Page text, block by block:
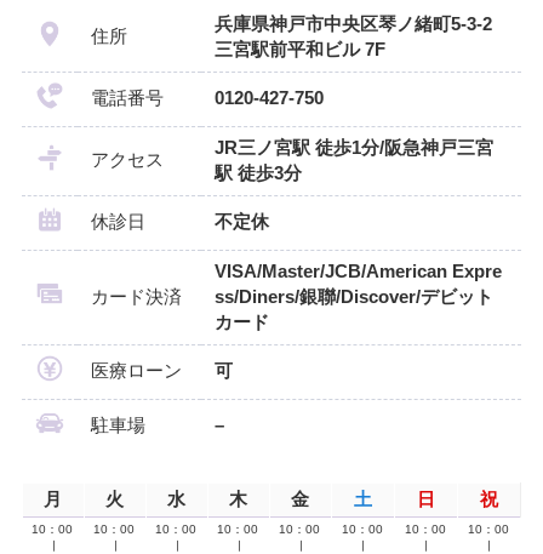
住所
兵庫県神戸市中央区琴ノ緒町5-3-2
三宮駅前平和ビル 7F
電話番号 0120-427-750
アクセス
JR三ノ宮駅 徒歩1分/阪急神戸三宮
駅 徒歩3分
休診日 不定休
カード決済
VISA/Master/JCB/American Expre
ss/Diners/銀聯/Discover/デビット
カード
医療ローン 可
駐車場 –
月 火 水 木 金 土 日 祝
10：00
10：00
10：00
10：00
10：00
10：00
10：00
10：00